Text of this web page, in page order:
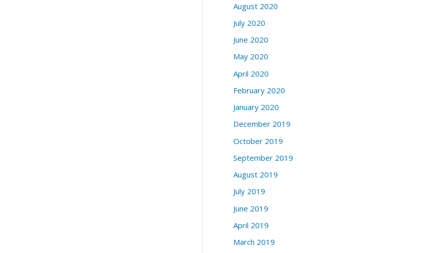
August 2020
July 2020
June 2020
May 2020
April 2020
February 2020
January 2020
December 2019
October 2019
September 2019
August 2019
July 2019
June 2019
April 2019
March 2019